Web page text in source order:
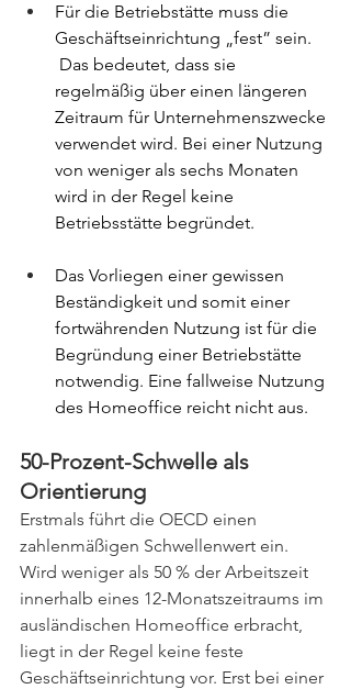
Für die Betriebstätte muss die
Geschäftseinrichtung „fest” sein.
Das bedeutet, dass sie
regelmäßig über einen längeren
Zeitraum für Unternehmenszwecke
verwendet wird. Bei einer Nutzung
von weniger als sechs Monaten
wird in der Regel keine
Betriebsstätte begründet.
Das Vorliegen einer gewissen
Beständigkeit und somit einer
fortwährenden Nutzung ist für die
Begründung einer Betriebstätte
notwendig. Eine fallweise Nutzung
des Homeoffice reicht nicht aus.
50-Prozent-Schwelle als
Orientierung
Erstmals führt die OECD einen
zahlenmäßigen Schwellenwert ein.
Wird weniger als 50 % der Arbeitszeit
innerhalb eines 12-Monatszeitraums im
ausländischen Homeoffice erbracht,
liegt in der Regel keine feste
Geschäftseinrichtung vor. Erst bei einer